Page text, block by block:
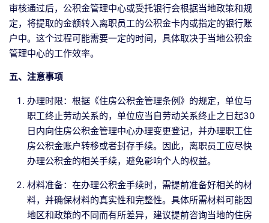
审核通过后，公积金管理中心或受托银行会根据当地政策和规
定，将提取的金额转入离职员工的公积金卡内或指定的银行账
户中。这个过程可能需要一定的时间，具体取决于当地公积金
管理中心的工作效率。
五、注意事项
办理时限：根据《住房公积金管理条例》的规定，单位与
职工终止劳动关系的，单位应当自劳动关系终止之日起30
日内向住房公积金管理中心办理变更登记，并办理职工住
房公积金账户转移或者封存手续。因此，离职员工应尽快
办理公积金的相关手续，避免影响个人的权益。
材料准备：在办理公积金手续时，需提前准备好相关的材
料，并确保材料的真实性和完整性。具体所需材料可能因
地区和政策的不同而有所差异，建议提前咨询当地的住房